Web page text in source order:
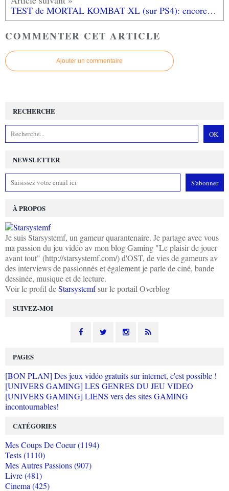
TEST de MORTAL KOMBAT XL (sur PS4): encore plus sanglant!
COMMENTER CET ARTICLE
Ajouter un commentaire
NEWSLETTER
SUIVEZ-MOI
RECHERCHE
À PROPOS
Je suis Starsystemf, un gameur quarantenaire. Je partage avec vous
ma passion du jeu vidéo av mon blog Gaming "Le plaisir de jouer
avant tout" (http://starsystemf.com/) d'OST, de vies de gameurs av
des interviews de passionnés et également je parle de ciné, bande
dessinée, musique et de lecture.
Voir le profil deStarsystemfsur le portail Overblog
PAGES
[BON PLAN] Des jeux vidéo gratuits sur internet, c'est possible !
[UNIVERS GAMING] LES GENRES DU JEU VIDEO
[UNIVERS GAMING] LIENS vers des sites GAMING
incontournables!
CATÉGORIES
Mes Coups De Coeur (1194)
Tests (1110)
Mes Autres Passions (907)
Livre (481)
Cinema (425)